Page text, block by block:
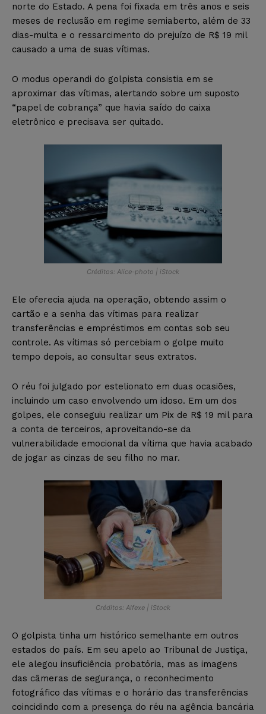
norte do Estado. A pena foi fixada em três anos e seis
meses de reclusão em regime semiaberto, além de 33
dias-multa e o ressarcimento do prejuízo de R$ 19 mil
causado a uma de suas vítimas.
O modus operandi do golpista consistia em se
aproximar das vítimas, alertando sobre um suposto
“papel de cobrança” que havia saído do caixa
eletrônico e precisava ser quitado.
Créditos: Alice-photo | iStock
Ele oferecia ajuda na operação, obtendo assim o
cartão e a senha das vítimas para realizar
transferências e empréstimos em contas sob seu
controle. As vítimas só percebiam o golpe muito
tempo depois, ao consultar seus extratos.
O réu foi julgado por estelionato em duas ocasiões,
incluindo um caso envolvendo um idoso. Em um dos
golpes, ele conseguiu realizar um Pix de R$ 19 mil para
a conta de terceiros, aproveitando-se da
vulnerabilidade emocional da vítima que havia acabado
de jogar as cinzas de seu filho no mar.
Créditos: Alfexe | iStock
O golpista tinha um histórico semelhante em outros
estados do país. Em seu apelo ao Tribunal de Justiça,
ele alegou insuficiência probatória, mas as imagens
das câmeras de segurança, o reconhecimento
fotográfico das vítimas e o horário das transferências
coincidindo com a presença do réu na agência bancária